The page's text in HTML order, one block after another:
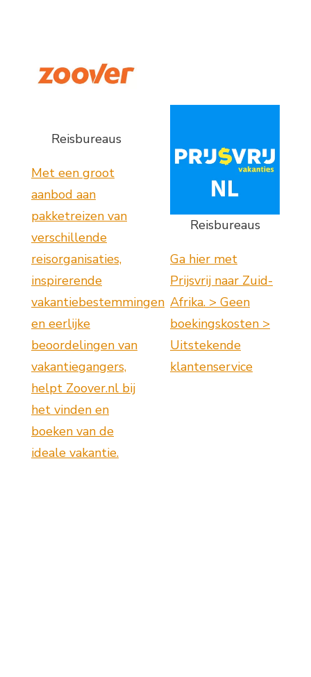
Reisbureaus
Met een groot
aanbod aan
pakketreizen van
verschillende
reisorganisaties,
inspirerende
vakantiebestemmingen
en eerlijke
beoordelingen van
vakantiegangers,
helpt Zoover.nl bij
het vinden en
boeken van de
ideale vakantie.
Reisbureaus
Ga hier met
Prijsvrij naar Zuid-
Afrika. > Geen
boekingskosten >
Uitstekende
klantenservice